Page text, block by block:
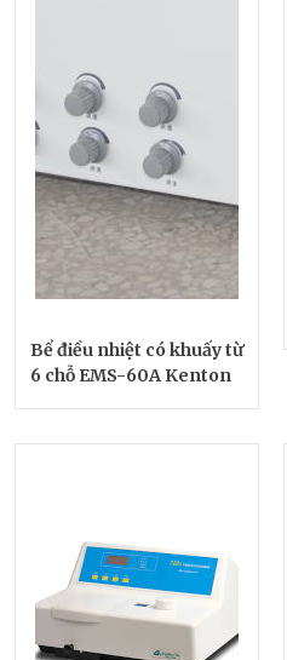
Bể điều nhiệt có khuấy từ
6 chỗ EMS-60A Kenton